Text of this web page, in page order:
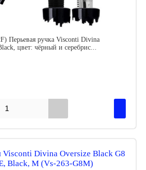
Перьевая ручка Visconti Divina
цвет: чёрный и серебрис...
Visconti Divina Oversize Black G8
Black, M (Vs-263-G8M)